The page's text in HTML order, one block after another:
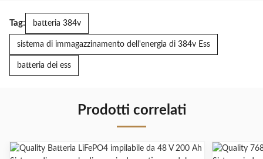
Tag: batteria 384v
sistema di immagazzinamento dell'energia di 384v Ess
batteria dei ess
Prodotti correlati